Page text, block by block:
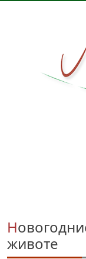
Новогодние каникулы без боли в
животе